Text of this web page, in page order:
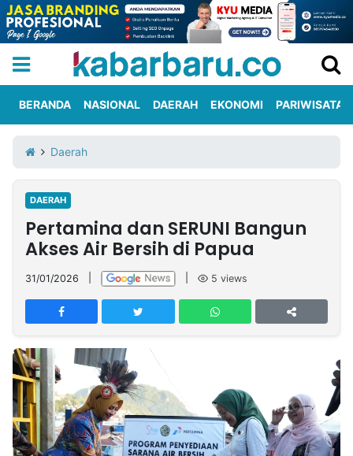
Iklan
Berita
Kami
Nasional
International
Olahraga
Entertainment
Daerah
Pariwisata
Kuliner
Kolom
Network
PT
TREETAN
MULTIMEDIA
INDONESIA
Partner
BERANDA NASIONAL DAERAH EKONOMI PARIWISATA
Daerah
DAERAH
Pertamina dan SERUNI Bangun
Akses Air Bersih di Papua
31/01/2026 5 views